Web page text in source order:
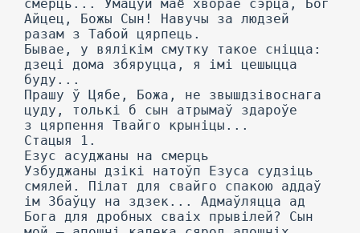
смерць... Умацуй маё хворае сэрца, Бог
Айцец, Божы Сын! Навучы за людзей
разам з Табой цярпець.
Бывае, у вялікім смутку такое сніцца:
дзеці дома збяруцца, я імі цешыцца
буду...
Прашу ў Цябе, Божа, не звышдзівоснага
цуду, толькі б сын атрымаў здароўе
з цярпення Твайго крыніцы...
Стацыя 1.
Езус асуджаны на смерць
Узбуджаны дзікі натоўп Езуса судзіць
смялей. Пілат для свайго спакою аддаў
ім Збаўцу на здзек... Адмаўляцца ад
Бога для дробных сваіх прывілей? Сын